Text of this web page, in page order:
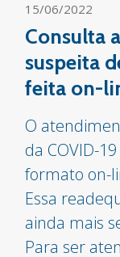
15/06/2022
Consulta
suspeita
feita on-
O
da COVID-
formato on-
Essa
ainda mais
Para ser